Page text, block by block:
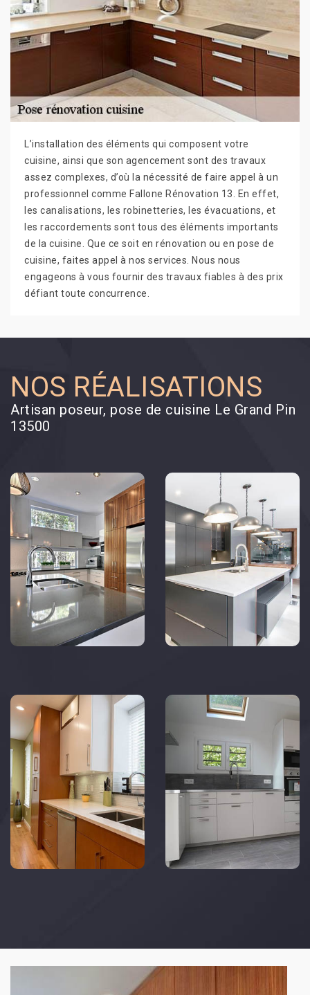
L’installation des éléments qui composent votre
cuisine, ainsi que son agencement sont des travaux
assez complexes, d’où la nécessité de faire appel à un
professionnel comme Fallone Rénovation 13. En effet,
les canalisations, les robinetteries, les évacuations, et
les raccordements sont tous des éléments importants
de la cuisine. Que ce soit en rénovation ou en pose de
cuisine, faites appel à nos services. Nous nous
engageons à vous fournir des travaux fiables à des prix
défiant toute concurrence.
NOS RÉALISATIONS
Artisan poseur, pose de cuisine Le Grand Pin
13500